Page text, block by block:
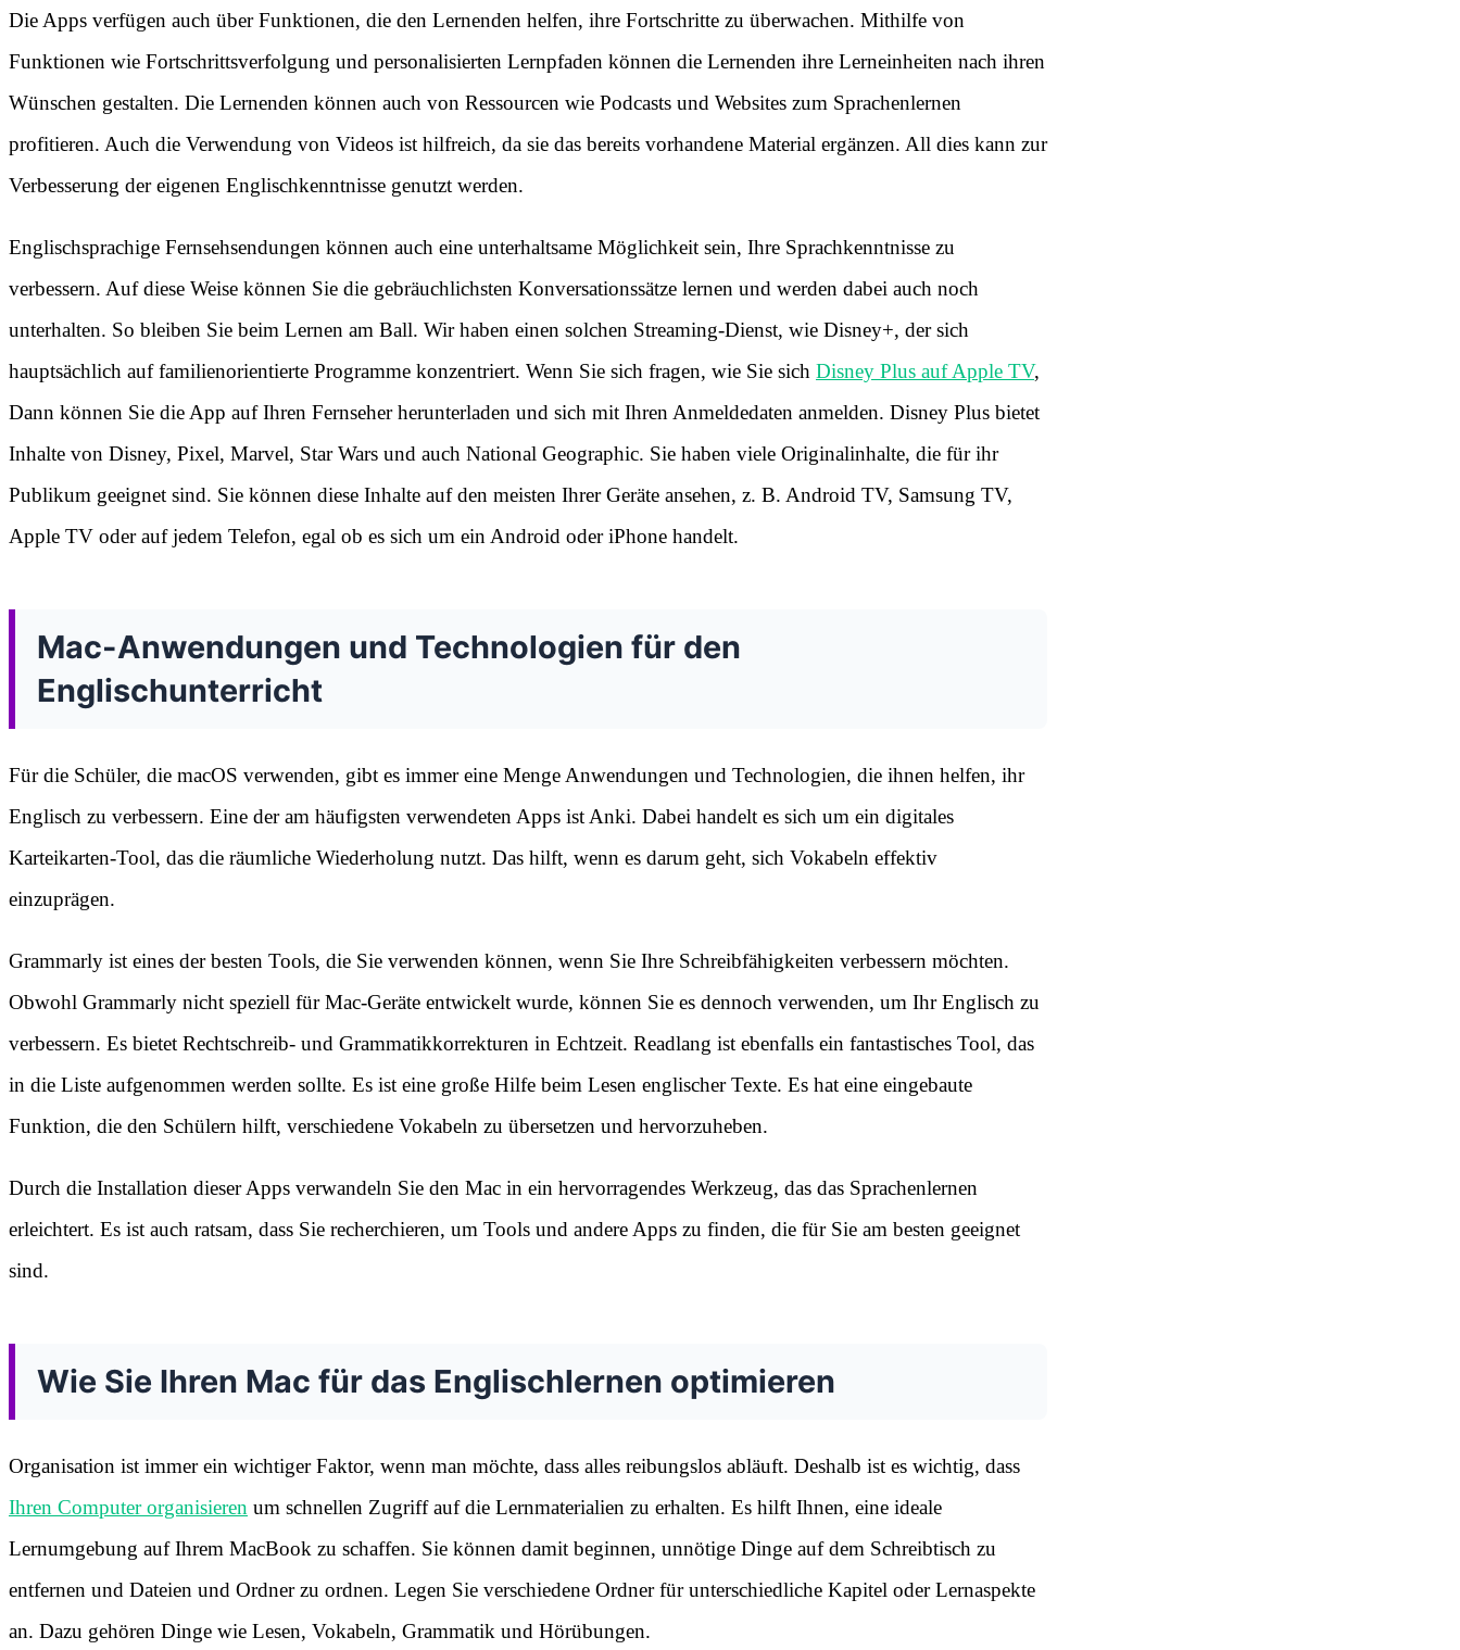
Die Apps verfügen auch über Funktionen, die den Lernenden helfen, ihre Fortschritte zu überwachen. Mithilfe von
Funktionen wie Fortschrittsverfolgung und personalisierten Lernpfaden können die Lernenden ihre Lerneinheiten nach ihren
Wünschen gestalten. Die Lernenden können auch von Ressourcen wie Podcasts und Websites zum Sprachenlernen
profitieren. Auch die Verwendung von Videos ist hilfreich, da sie das bereits vorhandene Material ergänzen. All dies kann zur
Verbesserung der eigenen Englischkenntnisse genutzt werden.
Englischsprachige Fernsehsendungen können auch eine unterhaltsame Möglichkeit sein, Ihre Sprachkenntnisse zu
verbessern. Auf diese Weise können Sie die gebräuchlichsten Konversationssätze lernen und werden dabei auch noch
unterhalten. So bleiben Sie beim Lernen am Ball. Wir haben einen solchen Streaming-Dienst, wie Disney+, der sich
hauptsächlich auf familienorientierte Programme konzentriert. Wenn Sie sich fragen, wie Sie sich Disney Plus auf Apple TV,
Dann können Sie die App auf Ihren Fernseher herunterladen und sich mit Ihren Anmeldedaten anmelden. Disney Plus bietet
Inhalte von Disney, Pixel, Marvel, Star Wars und auch National Geographic. Sie haben viele Originalinhalte, die für ihr
Publikum geeignet sind. Sie können diese Inhalte auf den meisten Ihrer Geräte ansehen, z. B. Android TV, Samsung TV,
Apple TV oder auf jedem Telefon, egal ob es sich um ein Android oder iPhone handelt.
Mac-Anwendungen und Technologien für den
Englischunterricht
Für die Schüler, die macOS verwenden, gibt es immer eine Menge Anwendungen und Technologien, die ihnen helfen, ihr
Englisch zu verbessern. Eine der am häufigsten verwendeten Apps ist Anki. Dabei handelt es sich um ein digitales
Karteikarten-Tool, das die räumliche Wiederholung nutzt. Das hilft, wenn es darum geht, sich Vokabeln effektiv
einzuprägen.
Grammarly ist eines der besten Tools, die Sie verwenden können, wenn Sie Ihre Schreibfähigkeiten verbessern möchten.
Obwohl Grammarly nicht speziell für Mac-Geräte entwickelt wurde, können Sie es dennoch verwenden, um Ihr Englisch zu
verbessern. Es bietet Rechtschreib- und Grammatikkorrekturen in Echtzeit. Readlang ist ebenfalls ein fantastisches Tool, das
in die Liste aufgenommen werden sollte. Es ist eine große Hilfe beim Lesen englischer Texte. Es hat eine eingebaute
Funktion, die den Schülern hilft, verschiedene Vokabeln zu übersetzen und hervorzuheben.
Durch die Installation dieser Apps verwandeln Sie den Mac in ein hervorragendes Werkzeug, das das Sprachenlernen
erleichtert. Es ist auch ratsam, dass Sie recherchieren, um Tools und andere Apps zu finden, die für Sie am besten geeignet
sind.
Wie Sie Ihren Mac für das Englischlernen optimieren
Organisation ist immer ein wichtiger Faktor, wenn man möchte, dass alles reibungslos abläuft. Deshalb ist es wichtig, dass
Ihren Computer organisieren um schnellen Zugriff auf die Lernmaterialien zu erhalten. Es hilft Ihnen, eine ideale
Lernumgebung auf Ihrem MacBook zu schaffen. Sie können damit beginnen, unnötige Dinge auf dem Schreibtisch zu
entfernen und Dateien und Ordner zu ordnen. Legen Sie verschiedene Ordner für unterschiedliche Kapitel oder Lernaspekte
an. Dazu gehören Dinge wie Lesen, Vokabeln, Grammatik und Hörübungen.